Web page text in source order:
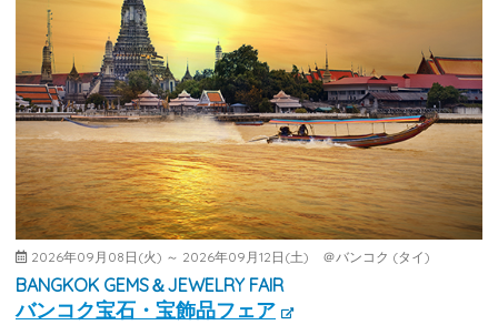
2026年09月08日(火) ～ 2026年09月12日(土) ＠バンコク (タイ)
BANGKOK GEMS＆JEWELRY FAIR
バンコク宝石・宝飾品フェア